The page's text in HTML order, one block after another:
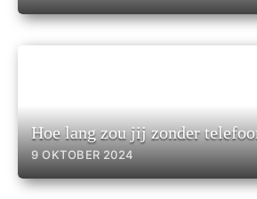
Hoe lang zou jij zonder
9 OKTOBER 2024